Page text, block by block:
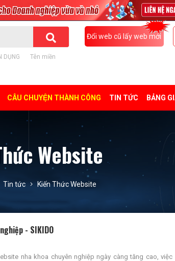
DỤNG Tên miền
Đổi web cũ lấy web mới
CÂU CHUYỆN THÀNH CÔNG TIN TỨC BẢNG
Website
Tin tức Kiến Thức Website
- SIKIDO
nha khoa chuyên nghiệp ngày càng tăng cao, việc